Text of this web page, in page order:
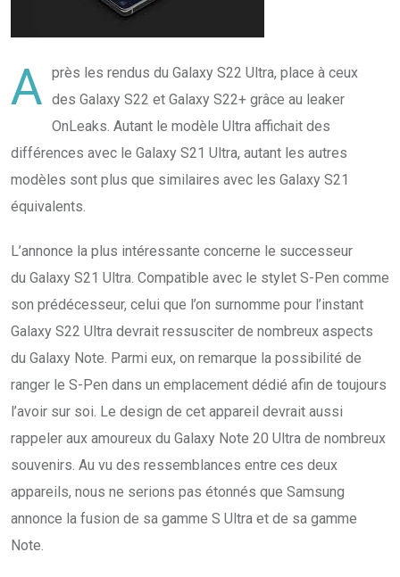
A près les rendus du Galaxy S22 Ultra, place à ceux
des Galaxy S22 et Galaxy S22+ grâce au leaker
OnLeaks. Autant le modèle Ultra affichait des
différences avec le Galaxy S21 Ultra, autant les autres
modèles sont plus que similaires avec les Galaxy S21
équivalents.
L’annonce la plus intéressante concerne le successeur
du Galaxy S21 Ultra. Compatible avec le stylet S-Pen comme
son prédécesseur, celui que l’on surnomme pour l’instant
Galaxy S22 Ultra devrait ressusciter de nombreux aspects
du Galaxy Note. Parmi eux, on remarque la possibilité de
ranger le S-Pen dans un emplacement dédié afin de toujours
l’avoir sur soi. Le design de cet appareil devrait aussi
rappeler aux amoureux du Galaxy Note 20 Ultra de nombreux
souvenirs. Au vu des ressemblances entre ces deux
appareils, nous ne serions pas étonnés que Samsung
annonce la fusion de sa gamme S Ultra et de sa gamme
Note.